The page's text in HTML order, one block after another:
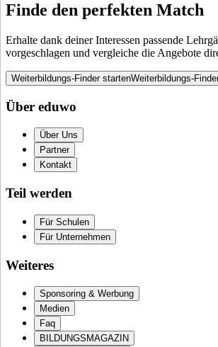
Finde den perfekten Match
Erhalte dank deiner Interessen passende
vorgeschlagen und vergleiche die Angebote
Weiterbildungs-Finder startenWeiterbildungs-
Über eduwo
Über Uns
Partner
Kontakt
Teil werden
Für Schulen
Für Unternehmen
Weiteres
Sponsoring & Werbung
Medien
Faq
BILDUNGSMAGAZIN